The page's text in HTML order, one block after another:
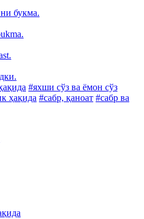
букма.
#яхши сўз ва ёмон сўз
ҳақида #сабр, қаноат #сабр ва